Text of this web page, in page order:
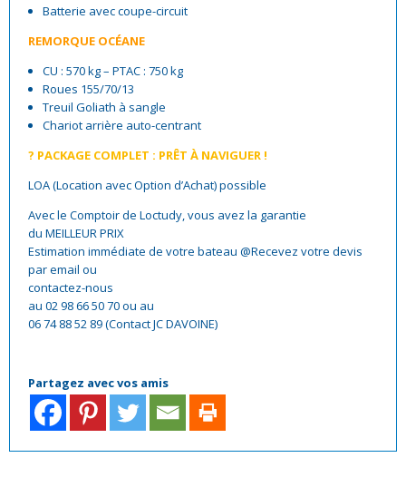
Batterie avec coupe-circuit
REMORQUE OCÉANE
CU : 570 kg – PTAC : 750 kg
Roues 155/70/13
Treuil Goliath à sangle
Chariot arrière auto-centrant
? PACKAGE COMPLET : PRÊT À NAVIGUER !
LOA (Location avec Option d’Achat) possible
Avec le Comptoir de Loctudy, vous avez la garantie
du MEILLEUR PRIX
Estimation immédiate de votre bateau @Recevez votre devis
par email ou
contactez-nous
au 02 98 66 50 70 ou au
06 74 88 52 89 (Contact JC DAVOINE)
Partagez avec vos amis